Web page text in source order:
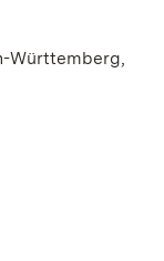
Württemberg,